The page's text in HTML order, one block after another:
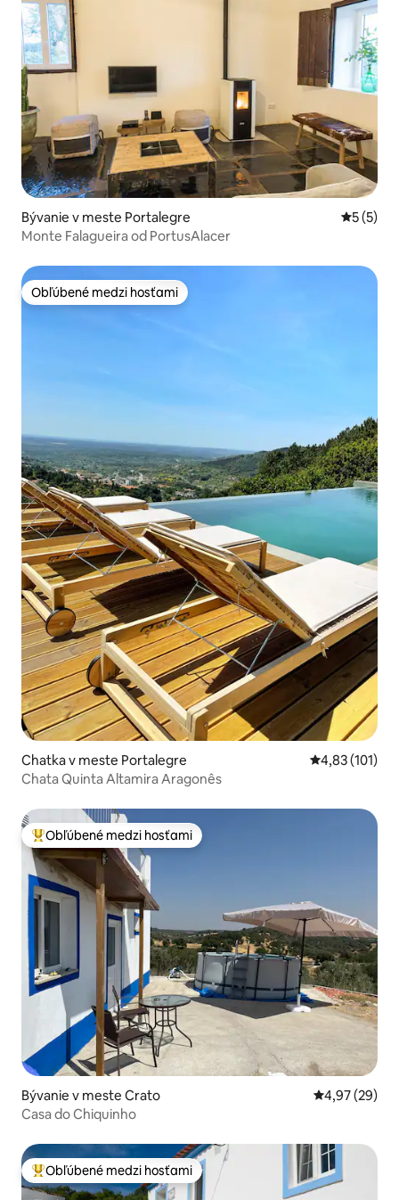
Bývanie v meste Portalegre
5 (5)
Monte Falagueira od PortusAlacer
Obľúbené medzi hosťami
Obľúbené medzi hosťami
Chatka v meste Portalegre Priemerné
4,83 (101)
Chata Quinta Altamira Aragonês
Najobľúbenejšie medzi hosťami
Obľúbené medzi hosťami
Bývanie v meste Crato Priemerné
4,97 (29)
Casa do Chiquinho
Najobľúbenejšie medzi hosťami
Obľúbené medzi hosťami